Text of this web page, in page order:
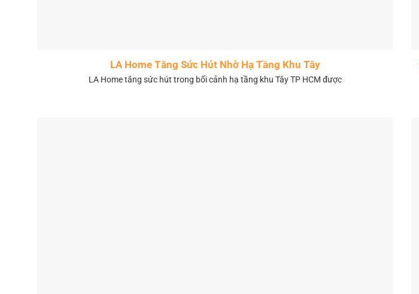
LA Home Tăng Sức Hút Nhờ Hạ Tầng Khu Tây
LA Home tăng sức hút trong bối cảnh hạ tầng khu Tây TP HCM được